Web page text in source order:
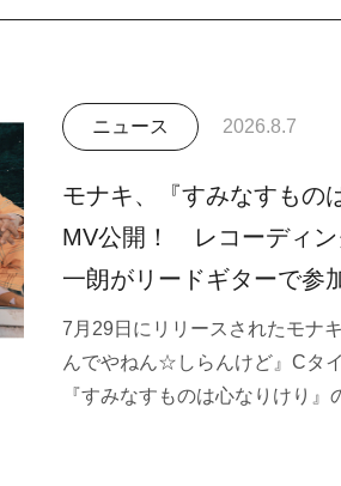
ニュース 2026.8.7
モナキ、『すみなすもの
MV公開！ レコーディン
一朗がリードギターで参
7月29日にリリースされたモナ
んでやねん☆しらんけど』Cタ
『すみなすものは心なりけり